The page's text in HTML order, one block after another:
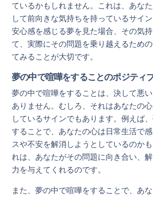
ているかもしれません。これは、あな
して前向きな気持ちを持っているサイン
安心感を感じる夢を見た場合、その気
て、実際にその問題を乗り越えるため
てみることが大切です。
夢の中で喧嘩をすることのポジティ
夢の中で喧嘩をすることは、決して悪
ありません。むしろ、それはあなたの
しているサインでもあります。例えば
することで、あなたの心は日常生活で
スや不安を解消しようとしているのか
れは、あなたがその問題に向き合い、
力を与えてくれるのです。
また、夢の中で喧嘩をすることで、あ